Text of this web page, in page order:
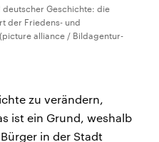
Geschichte: die
der Friedens- und
alliance / Bildagentur-
zu verändern,
ist ein Grund, weshalb
in der Stadt